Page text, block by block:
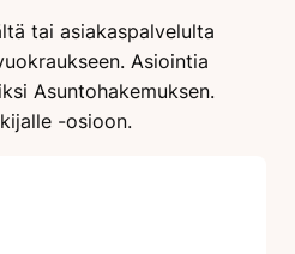
tai asiakaspalvelulta
Asiointia
Asuntohakemuksen.
-osioon.